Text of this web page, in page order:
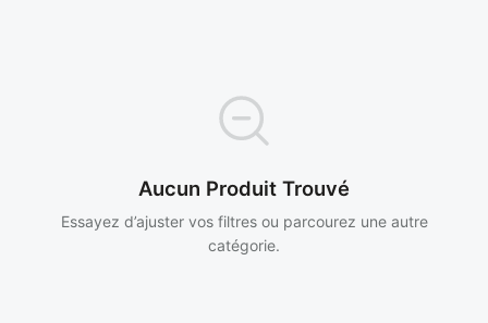
Aucun Produit Trouvé
Essayez d’ajuster vos filtres ou parcourez une autre
catégorie.